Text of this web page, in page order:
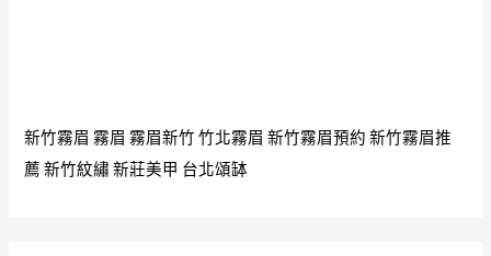
新竹霧眉 霧眉 霧眉新竹 竹北霧眉 新竹霧眉預約 新竹霧眉推
薦 新竹紋繡 新莊美甲 台北頌缽